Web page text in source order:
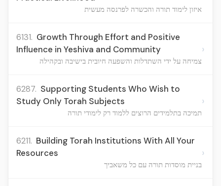
איזון לימוד תורה והכשרה לפרנסה מעשית
6131. Growth Through Effort and Positive
Influence in Yeshiva and Community
צמיחה על ידי השתדלות והשפעה חיובית בישיבה ובקהילה
›
6287. Supporting Students Who Wish to
Study Only Torah Subjects
תמיכה בתלמידים הרוצים ללמוד רק לימודי תורה
›
6211. Building Torah Institutions With All Your
Resources
בניית מוסדות תורה עם כל משאביך
›